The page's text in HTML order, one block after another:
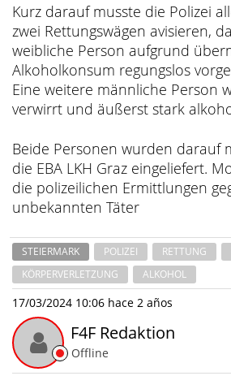
Kurz darauf musste die Polizei
zwei Rettungswägen avisieren,
weibliche Person aufgrund
Alkoholkonsum regungslos
Eine weitere männliche Person
verwirrt und äußerst stark
Beide Personen wurden darauf
die EBA LKH Graz eingeliefert.
die polizeilichen Ermittlungen
unbekannten Täter
STEIERMARK POLIZEI RETTUNG
KÖRPERVERLETZUNG
ALKOHOL
Offline
F4F Redaktion
17/03/2024 10:06 hace 2 años